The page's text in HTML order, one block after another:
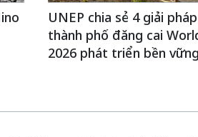
UNEP chia sẻ 4 giải
thành phố đăng cai
2026 phát triển bền vững